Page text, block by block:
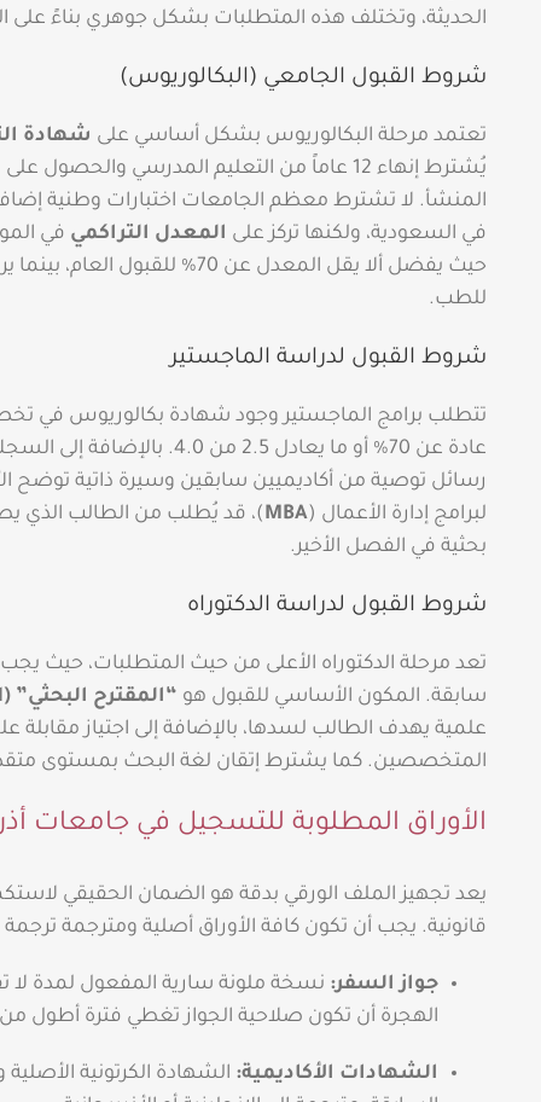
الحديثة، وتختلف هذه المتطلبات بشكل جوهري بناءً على
شروط القبول الجامعي (البكالوريوس)
تعتمد مرحلة البكالوريوس بشكل أساسي على شهادة
يُشترط إنهاء 12 عاماً من التعليم المدرسي
المنشأ. لا تشترط معظم الجامعات اختبارات وطنية
في السعودية، ولكنها تركز على المعدل التراكمي في
للطب.
شروط القبول لدراسة الماجستير
تتطلب برامج الماجستير وجود شهادة بكالوريوس في
عادة عن 70% أو ما يعادل 2.5
رسائل توصية من أكاديميين سابقين وسيرة ذاتية توضح
لبرامج إدارة الأعمال (MBA)، قد يُطلب من الطالب الذي
بحثية في الفصل الأخير.
شروط القبول لدراسة الدكتوراه
تعد مرحلة الدكتوراه الأعلى من حيث المتطلبات، حيث
سابقة. المكون الأساسي للقبول هو “المقترح البحثي” (Research Proposal)
علمية يهدف الطالب لسدها، بالإضافة إلى اجتياز مقابلة
المتخصصين. كما يشترط إتقان لغة البحث بمستوى
الأوراق المطلوبة للتسجيل في جامعات
يعد تجهيز الملف الورقي بدقة هو الضمان الحقيقي
قانونية. يجب أن تكون كافة الأوراق أصلية ومترجمة
جواز السفر: نسخة ملونة سارية المفعول لمدة
الهجرة أن تكون صلاحية الجواز تغطي فترة أطول
الشهادات الأكاديمية: الشهادة الكرتونية